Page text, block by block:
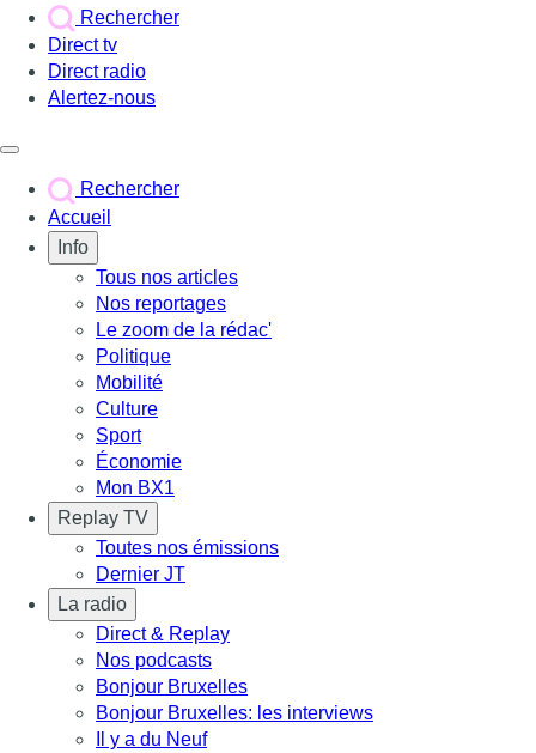
Rechercher
Direct tv
Direct radio
Alertez-nous
Rechercher
Accueil
Info
Tous nos articles
Nos reportages
Le zoom de la rédac'
Politique
Mobilité
Culture
Sport
Économie
Mon BX1
Replay TV
Toutes nos émissions
Dernier JT
La radio
Direct & Replay
Nos podcasts
Bonjour Bruxelles
Bonjour Bruxelles: les interviews
Il y a du Neuf